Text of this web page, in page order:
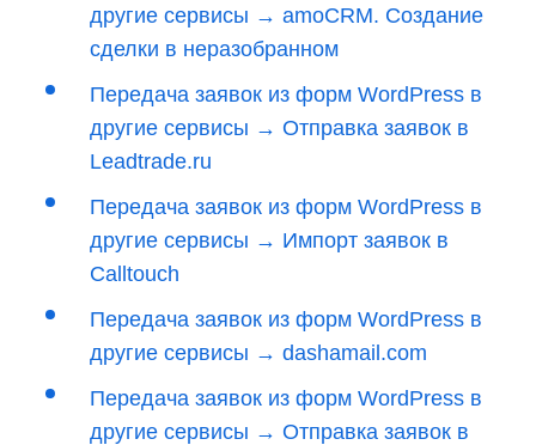
другие сервисы → amoCRM. Создание
сделки в неразобранном
Передача заявок из форм WordPress в
другие сервисы → Отправка заявок в
Leadtrade.ru
Передача заявок из форм WordPress в
другие сервисы → Импорт заявок в
Calltouch
Передача заявок из форм WordPress в
другие сервисы → dashamail.com
Передача заявок из форм WordPress в
другие сервисы → Отправка заявок в